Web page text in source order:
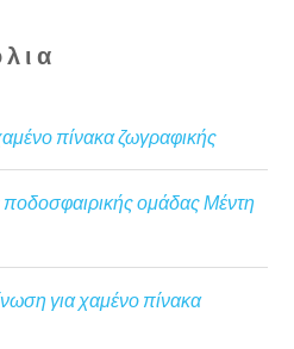
πίνακα ζωγραφικής
ομάδας Μέντη
για χαμένο πίνακα